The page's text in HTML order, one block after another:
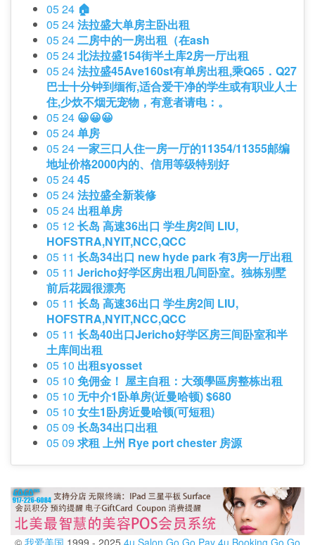
05 24 🏠
05 24法拉盛大单房主卧出租
05 24二房中的一房出租（在ash
05 24北法拉盛154街半土库2房一厅出租
05 24法拉盛45Ave160st有单房出租,乘Q65．Q27
巴士十分钟到缅衔,适合爱干净的学生或有职业人士
住,少炊不烟无宠物，有意者请电：。
05 24 😀😀😀
05 24单房
05 24一家三口人住一房一厅的11354/11355邮编
地址价格2000内的、信用等级特别好
05 2445
05 24法拉盛全新装修
05 24 出租单房
05 12长岛 高速36出口 学生房2间 LIU,
HOFSTRA,NYIT,NCC,QCC
05 11 长岛34出口 new hyde park 有3房一厅出租
05 11 Jericho好学区房出租几间卧室。独栋别墅
前后花园很漂亮
05 11 长岛 高速36出口 学生房2间 LIU,
HOFSTRA,NYIT,NCC,QCC
05 11 长岛40出口Jericho好学区房三间卧室和半
土库间出租
05 10 出租syosset
05 10 免佣金！ 屋主自租：大颈學區房整栋出租
05 10 无中介1卧单房(近曼哈顿) $680
05 10 女生1卧房近曼哈顿(可短租)
05 09 长岛34出口出租
05 09 求租 上州 Rye port chester 房源